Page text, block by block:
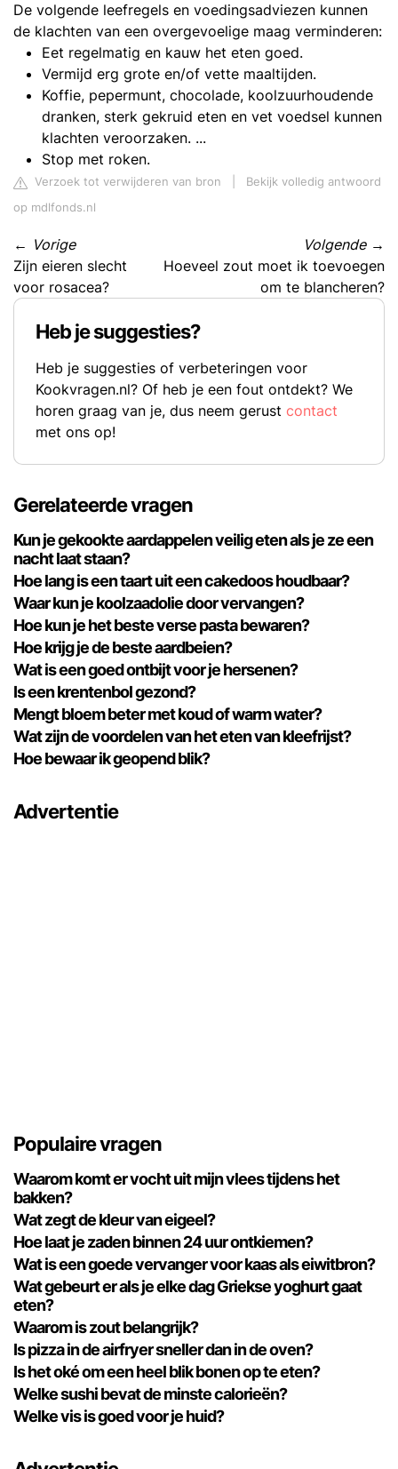
De volgende leefregels en voedingsadviezen kunnen
de klachten van een overgevoelige maag verminderen:
Eet regelmatig en kauw het eten goed.
Vermijd erg grote en/of vette maaltijden.
Koffie, pepermunt, chocolade, koolzuurhoudende
dranken, sterk gekruid eten en vet voedsel kunnen
klachten veroorzaken. ...
Stop met roken.
Verzoek tot verwijderen van bron
Bekijk volledig antwoord
op mdlfonds.nl
← Vorige
Zijn eieren slecht
voor rosacea?
Volgende→
Hoeveel zout moet ik toevoegen
om te blancheren?
Heb je suggesties?
Heb je suggesties of verbeteringen voor
Kookvragen.nl? Of heb je een fout ontdekt? We
horen graag van je, dus neem gerust contact
met ons op!
Gerelateerde vragen
Kun je gekookte aardappelen veilig eten als je ze een
nacht laat staan?
Hoe lang is een taart uit een cakedoos houdbaar?
Waar kun je koolzaadolie door vervangen?
Hoe kun je het beste verse pasta bewaren?
Hoe krijg je de beste aardbeien?
Wat is een goed ontbijt voor je hersenen?
Is een krentenbol gezond?
Mengt bloem beter met koud of warm water?
Wat zijn de voordelen van het eten van kleefrijst?
Hoe bewaar ik geopend blik?
Advertentie
Populaire vragen
Waarom komt er vocht uit mijn vlees tijdens het
bakken?
Wat zegt de kleur van eigeel?
Hoe laat je zaden binnen 24 uur ontkiemen?
Wat is een goede vervanger voor kaas als eiwitbron?
Wat gebeurt er als je elke dag Griekse yoghurt gaat
eten?
Waarom is zout belangrijk?
Is pizza in de airfryer sneller dan in de oven?
Is het oké om een ​​heel blik bonen op te eten?
Welke sushi bevat de minste calorieën?
Welke vis is goed voor je huid?